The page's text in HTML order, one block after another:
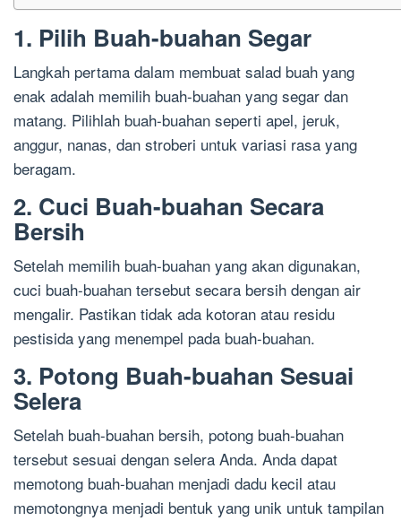
1. Pilih Buah-buahan Segar
Langkah pertama dalam membuat salad buah yang
enak adalah memilih buah-buahan yang segar dan
matang. Pilihlah buah-buahan seperti apel, jeruk,
anggur, nanas, dan stroberi untuk variasi rasa yang
beragam.
2. Cuci Buah-buahan Secara
Bersih
Setelah memilih buah-buahan yang akan digunakan,
cuci buah-buahan tersebut secara bersih dengan air
mengalir. Pastikan tidak ada kotoran atau residu
pestisida yang menempel pada buah-buahan.
3. Potong Buah-buahan Sesuai
Selera
Setelah buah-buahan bersih, potong buah-buahan
tersebut sesuai dengan selera Anda. Anda dapat
memotong buah-buahan menjadi dadu kecil atau
memotongnya menjadi bentuk yang unik untuk tampilan